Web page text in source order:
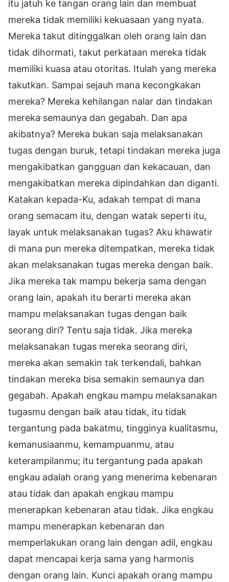
itu jatuh ke tangan orang lain dan membuat
mereka tidak memiliki kekuasaan yang nyata.
Mereka takut ditinggalkan oleh orang lain dan
tidak dihormati, takut perkataan mereka tidak
memiliki kuasa atau otoritas. Itulah yang mereka
takutkan. Sampai sejauh mana kecongkakan
mereka? Mereka kehilangan nalar dan tindakan
mereka semaunya dan gegabah. Dan apa
akibatnya? Mereka bukan saja melaksanakan
tugas dengan buruk, tetapi tindakan mereka juga
mengakibatkan gangguan dan kekacauan, dan
mengakibatkan mereka dipindahkan dan diganti.
Katakan kepada-Ku, adakah tempat di mana
orang semacam itu, dengan watak seperti itu,
layak untuk melaksanakan tugas? Aku khawatir
di mana pun mereka ditempatkan, mereka tidak
akan melaksanakan tugas mereka dengan baik.
Jika mereka tak mampu bekerja sama dengan
orang lain, apakah itu berarti mereka akan
mampu melaksanakan tugas dengan baik
seorang diri? Tentu saja tidak. Jika mereka
melaksanakan tugas mereka seorang diri,
mereka akan semakin tak terkendali, bahkan
tindakan mereka bisa semakin semaunya dan
gegabah. Apakah engkau mampu melaksanakan
tugasmu dengan baik atau tidak, itu tidak
tergantung pada bakatmu, tingginya kualitasmu,
kemanusiaanmu, kemampuanmu, atau
keterampilanmu; itu tergantung pada apakah
engkau adalah orang yang menerima kebenaran
atau tidak dan apakah engkau mampu
menerapkan kebenaran atau tidak. Jika engkau
mampu menerapkan kebenaran dan
memperlakukan orang lain dengan adil, engkau
dapat mencapai kerja sama yang harmonis
dengan orang lain. Kunci apakah orang mampu